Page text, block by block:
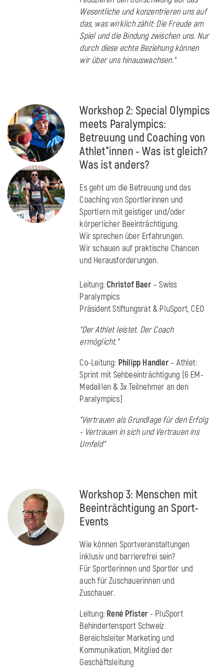
Wesentliche und konzentrieren uns auf
das, was wirklich zählt: Die Freude am
Spiel und die Bindung zwischen uns. Nur
durch diese echte Beziehung können
wir über uns hinauswachsen.“
Workshop 2: Special Olympics
meets Paralympics:
Betreuung und Coaching von
Athlet*innen - Was ist gleich?
Was ist anders?
Es geht um die Betreuung und das
Coaching von Sportlerinnen und
Sportlern mit geistiger und/oder
körperlicher Beeinträchtigung.
Wir sprechen über Erfahrungen.
Wir schauen auf praktische Chancen
und Herausforderungen.
Leitung: Christof Baer– Swiss
Paralympics
Präsident Stiftungsrat & PluSport, CEO
“Der Athlet leistet. Der Coach
ermöglicht.”
Co-Leitung: Philipp Handler– Athlet:
Sprint mit Sehbeeinträchtigung (6 EM-
Medaillen & 3x Teilnehmer an den
Paralympics)
"Vertrauen als Grundlage für den Erfolg
- Vertrauen in sich und Vertrauen ins
Umfeld"
Workshop 3: Menschen mit
Beeinträchtigung an Sport-
Events
Wie können Sportveranstaltungen
inklusiv und barrierefrei sein?
Für Sportlerinnen und Sportler und
auch für Zuschauerinnen und
Zuschauer.
Leitung: René Pfister - PluSport
Behindertensport Schweiz
Bereichsleiter Marketing und
Kommunikation, Mitglied der
Geschäftsleitung